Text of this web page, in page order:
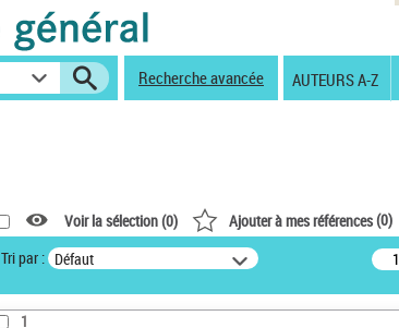
Recherche avancée AUTEURS A-Z
Voir la sélection (0) Ajouter à mes références(0)
Tri par : Défaut
1